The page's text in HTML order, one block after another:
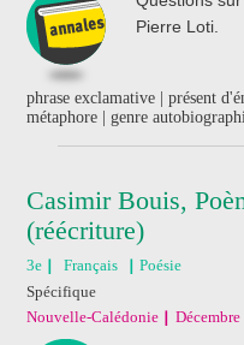
Pierre Loti.
phrase exclamative | présent
métaphore | genre
Casimir Bouis,
(réécriture)
3e Français
Poésie
Spécifique
Nouvelle-Calédonie
Décembre